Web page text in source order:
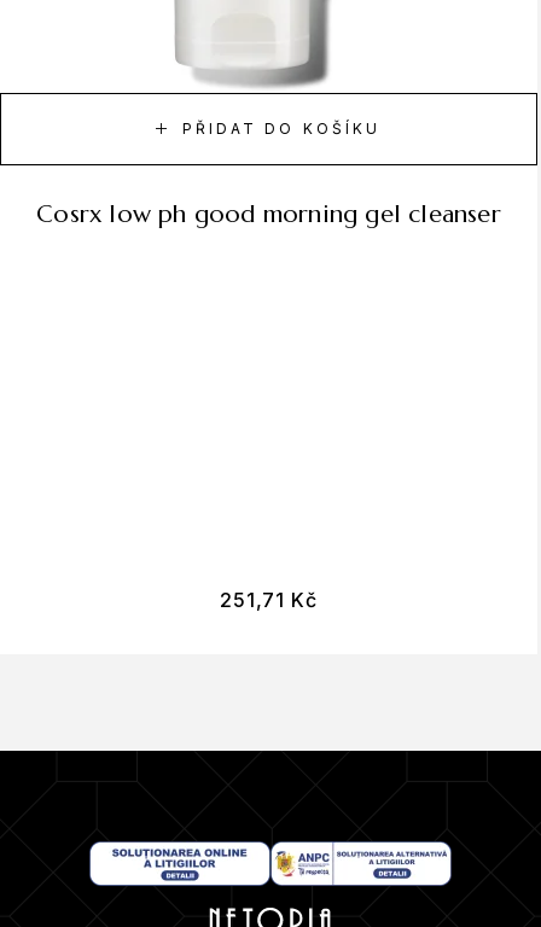
PŘIDAT DO KOŠÍKU
cosrx low ph good morning gel cleanser
251,71 Kč